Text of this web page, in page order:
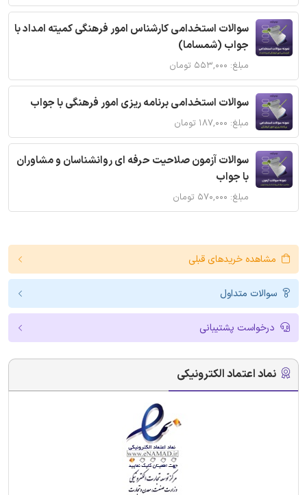
سوالات استخدامی کارشناس امور فرهنگی کمیته امداد با
جواب (شمساما)
مبلغ: ۵۵۳,۰۰۰ تومان
سوالات استخدامی برنامه ریزی امور فرهنگی با جواب
مبلغ: ۱۸۷,۰۰۰ تومان
سوالات آزمون صلاحیت حرفه ای روانشناسان و مشاوران
با جواب
مبلغ: ۵۷۰,۰۰۰ تومان
مشاهده خریدهای قبلی
سوالات متداول
درخواست پشتیبانی
نماد اعتماد الکترونیکی